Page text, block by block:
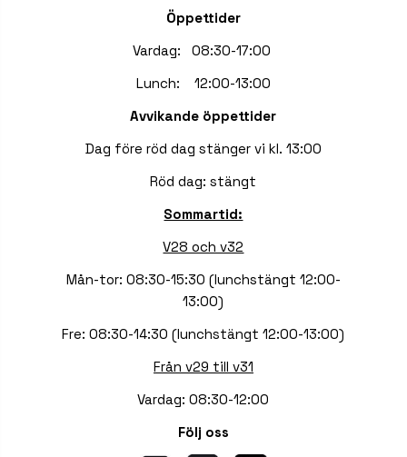
Öppettider
Vardag: 08:30-17:00
Lunch: 12:00-13:00
Avvikande öppettider
Dag före röd dag stänger vi kl. 13:00
Röd dag: stängt
Sommartid:
V28 och v32
Mån-tor: 08:30-15:30 (lunchstängt 12:00-
13:00)
Fre: 08:30-14:30 (lunchstängt 12:00-13:00)
Från v29 till v31
Vardag: 08:30-12:00
Följ oss